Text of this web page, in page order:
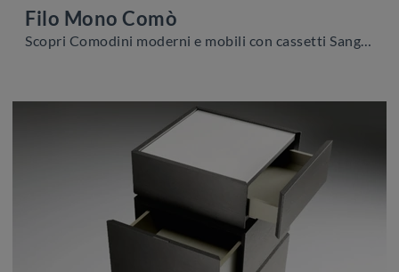
Filo Mono Comò
Scopri Comodini moderni e mobili con cassetti Sangiacomo! Il modello Filo Mono Comò realizzato in melaminico è la soluzione ottimale.